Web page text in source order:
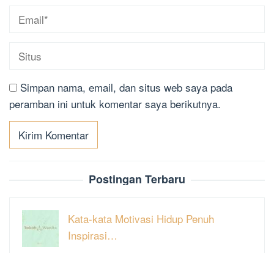
Simpan nama, email, dan situs web saya pada
peramban ini untuk komentar saya berikutnya.
Postingan Terbaru
Kata-kata Motivasi Hidup Penuh
Inspirasi…